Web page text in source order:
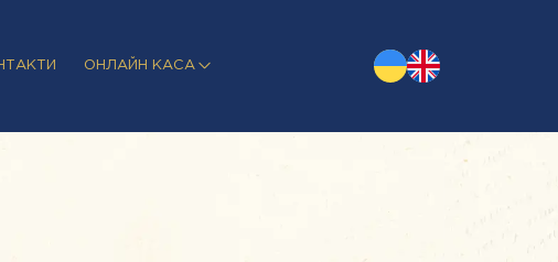
ОНЛАЙН КАСА